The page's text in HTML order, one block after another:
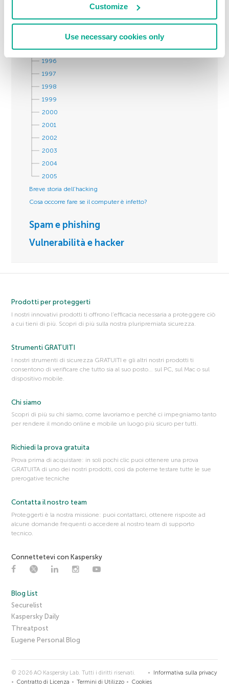
Customize
Use necessary cookies only
1990
1995
1996
1997
1998
1999
2000
2001
2002
2003
2004
2005
Breve storia dell’hacking
Cosa occorre fare se il computer è infetto?
Spam e phishing
Vulnerabilità e hacker
Prodotti per proteggerti
I nostri innovativi prodotti ti offrono l’efficacia necessaria a proteggere ciò
a cui tieni di più. Scopri di più sulla nostra pluripremiata sicurezza.
Strumenti GRATUITI
I nostri strumenti di sicurezza GRATUITI e gli altri nostri prodotti ti
consentono di verificare che tutto sia al suo posto… sul PC, sul Mac o sul
dispositivo mobile.
Chi siamo
Scopri di più su chi siamo, come lavoriamo e perché ci impegniamo tanto
per rendere il mondo online e mobile un luogo più sicuro per tutti.
Richiedi la prova gratuita
Prova prima di acquistare: in soli pochi clic puoi ottenere una prova
GRATUITA di uno dei nostri prodotti, così da poterne testare tutte le sue
prerogative tecniche
Contatta il nostro team
Proteggerti è la nostra missione: puoi contattarci, ottenere risposte ad
alcune domande frequenti o accedere al nostro team di supporto
tecnico.
Connettetevi con Kaspersky
Blog List
Securelist
Kaspersky Daily
Threatpost
Eugene Personal Blog
© 2026 AO Kaspersky Lab. Tutti i diritti riservati.
Informativa sulla privacy
Contratto di Licenza
Termini di Utilizzo Cookies